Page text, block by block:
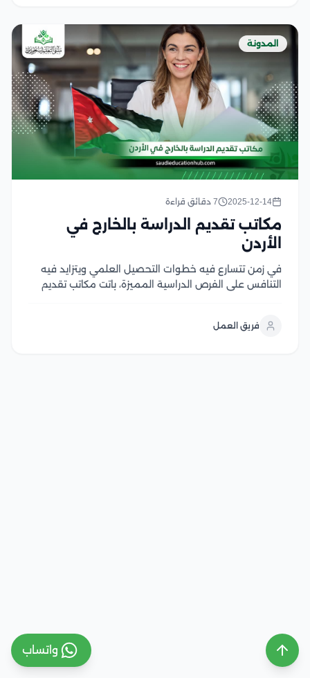
المدونة
2025-12-14 7 دقائق قراءة
مكاتب تقديم الدراسة بالخارج في
الأردن
في زمن تتسارع فيه خطوات التحصيل العلمي ويتزايد فيه
التنافس على الفرص الدراسية المميزة، باتت مكاتب تقديم
تعد الرغبة في الدراسة خارج...
فريق العمل
واتساب